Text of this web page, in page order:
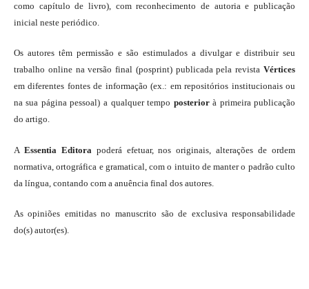
como capítulo de livro), com reconhecimento de autoria e publicação
inicial neste periódico.
Os autores têm permissão e são estimulados a divulgar e distribuir seu
trabalho online na versão final (posprint) publicada pela revistaVértices
em diferentes fontes de informação (ex.: em repositórios institucionais ou
na sua página pessoal) a qualquer tempo posteriorà primeira publicação
do artigo.
A Essentia Editora poderá efetuar, nos originais, alterações de ordem
normativa, ortográfica e gramatical, com o intuito de manter o padrão culto
da língua, contando com a anuência final dos autores.
As opiniões emitidas no manuscrito são de exclusiva responsabilidade
do(s) autor(es).